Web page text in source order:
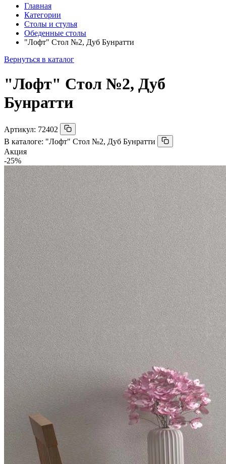
Главная
Категории
Столы и стулья
Обеденные столы
"Лофт" Стол №2, Дуб Бунратти
Вернуться в каталог
"Лофт" Стол №2, Дуб
Бунратти
Артикул: 72402
В каталоге: "Лофт" Стол №2, Дуб Бунратти
Акция
-25%